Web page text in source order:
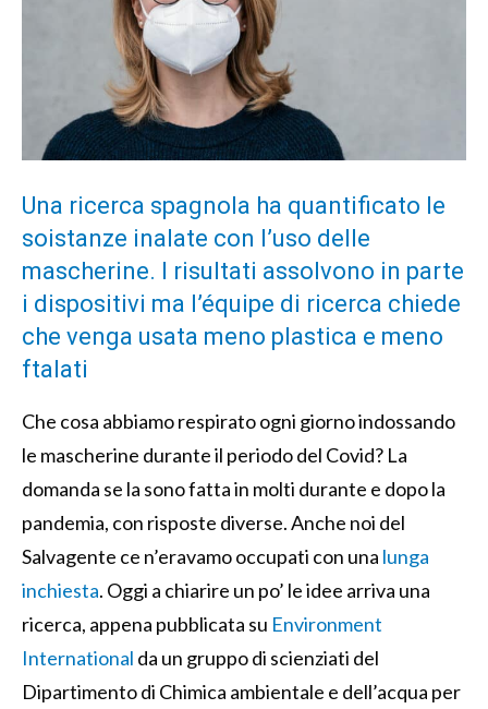
Una ricerca spagnola ha quantificato le
soistanze inalate con l’uso delle
mascherine. I risultati assolvono in parte
i dispositivi ma l’équipe di ricerca chiede
che venga usata meno plastica e meno
ftalati
Che cosa abbiamo respirato ogni giorno indossando
le mascherine durante il periodo del Covid? La
domanda se la sono fatta in molti durante e dopo la
pandemia, con risposte diverse. Anche noi del
Salvagente ce n’eravamo occupati con una lunga
inchiesta. Oggi a chiarire un po’ le idee arriva una
ricerca, appena pubblicata su Environment
International da un gruppo di scienziati del
Dipartimento di Chimica ambientale e dell’acqua per